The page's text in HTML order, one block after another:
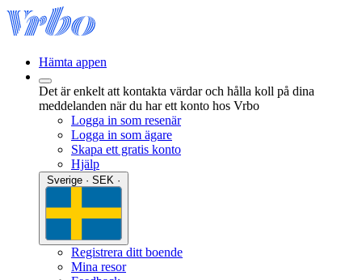
Hämta appen
Det är enkelt att kontakta värdar och hålla koll på dina
meddelanden när du har ett konto hos Vrbo
Logga in som resenär
Logga in som ägare
Skapa ett gratis konto
Hjälp
Registrera ditt boende
Mina resor